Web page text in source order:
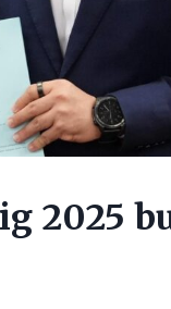
2025